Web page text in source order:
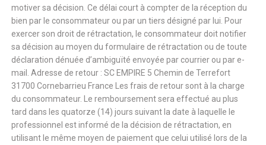
motiver sa décision. Ce délai court à compter de la réception du
bien par le consommateur ou par un tiers désigné par lui. Pour
exercer son droit de rétractation, le consommateur doit notifier
sa décision au moyen du formulaire de rétractation ou de toute
déclaration dénuée d’ambiguïté envoyée par courrier ou par e-
mail. Adresse de retour : SC EMPIRE 5 Chemin de Terrefort
31700 Cornebarrieu France Les frais de retour sont à la charge
du consommateur. Le remboursement sera effectué au plus
tard dans les quatorze (14) jours suivant la date à laquelle le
professionnel est informé de la décision de rétractation, en
utilisant le même moyen de paiement que celui utilisé lors de la